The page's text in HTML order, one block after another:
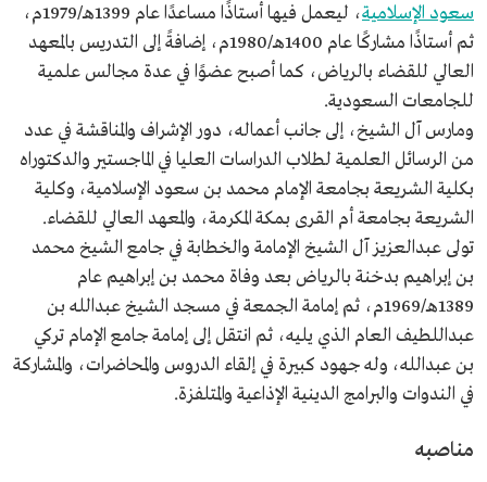
سعود الإسلامية
، ليعمل فيها أستاذًا مساعدًا عام 1399هـ/1979م،
ثم أستاذًا مشاركًا عام 1400هـ/1980م، إضافةً إلى التدريس بالمعهد
العالي للقضاء بالرياض، كما أصبح عضوًا في عدة مجالس علمية
للجامعات السعودية.
ومارس آل الشيخ، إلى جانب أعماله، دور الإشراف والمناقشة في عدد
من الرسائل العلمية لطلاب الدراسات العليا في الماجستير والدكتوراه
بكلية الشريعة بجامعة الإمام محمد بن سعود الإسلامية، وكلية
الشريعة بجامعة أم القرى بمكة المكرمة، والمعهد العالي للقضاء.
تولى عبدالعزيز آل الشيخ الإمامة والخطابة في جامع الشيخ محمد
بن إبراهيم بدخنة بالرياض بعد وفاة محمد بن إبراهيم عام
1389هـ/1969م، ثم إمامة الجمعة في مسجد الشيخ عبدالله بن
عبداللطيف العام الذي يليه، ثم انتقل إلى إمامة جامع الإمام تركي
بن عبدالله، وله جهود كبيرة في إلقاء الدروس والمحاضرات، والمشاركة
في الندوات والبرامج الدينية الإذاعية والمتلفزة.
مناصبه